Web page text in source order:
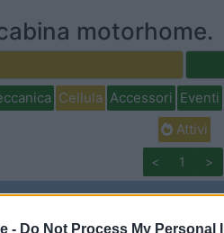
- Do Not Process My Personal
motorhome.
Cellula Accessori Eventi
Attivi
< 1 >